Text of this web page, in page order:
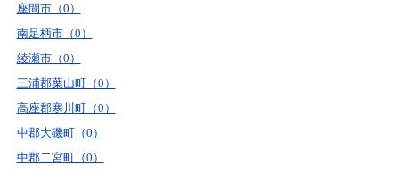
座間市（0）
南足柄市（0）
綾瀬市（0）
三浦郡葉山町（0）
高座郡寒川町（0）
中郡大磯町（0）
中郡二宮町（0）